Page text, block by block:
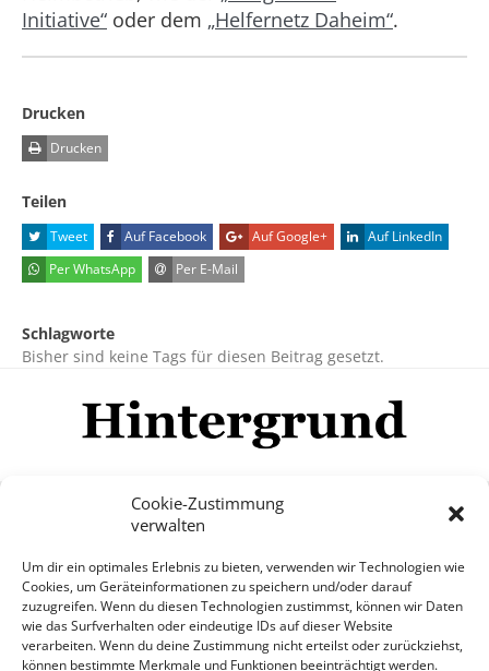
Cookie-Zustimmung
verwalten
Um dir ein optimales Erlebnis zu bieten, verwenden wir Technologien wie
Cookies, um Geräteinformationen zu speichern und/oder darauf
zuzugreifen. Wenn du diesen Technologien zustimmst, können wir Daten
wie das Surfverhalten oder eindeutige IDs auf dieser Website
verarbeiten. Wenn du deine Zustimmung nicht erteilst oder zurückziehst,
können bestimmte Merkmale und Funktionen beeinträchtigt werden.
Initiative“ oder dem „Helfernetz Daheim“.
Drucken
Drucken
Teilen
Tweet Auf Facebook Auf Google+
Auf LinkedIn
Per WhatsApp
Per E-Mail
Schlagworte
Bisher sind keine Tags für diesen Beitrag gesetzt.
Mehr
© Copyright Hintergrund.de, 2015 - 2026